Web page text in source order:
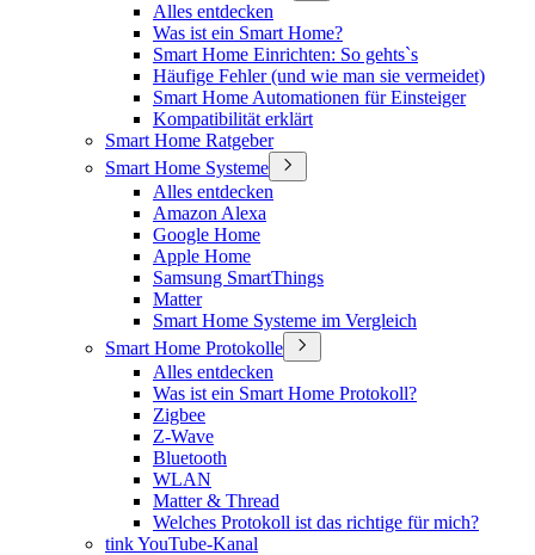
Alles entdecken
Was ist ein Smart Home?
Smart Home Einrichten: So gehts`s
Häufige Fehler (und wie man sie vermeidet)
Smart Home Automationen für Einsteiger
Kompatibilität erklärt
Smart Home Ratgeber
Smart Home Systeme
Alles entdecken
Amazon Alexa
Google Home
Apple Home
Samsung SmartThings
Matter
Smart Home Systeme im Vergleich
Smart Home Protokolle
Alles entdecken
Was ist ein Smart Home Protokoll?
Zigbee
Z-Wave
Bluetooth
WLAN
Matter & Thread
Welches Protokoll ist das richtige für mich?
tink YouTube-Kanal